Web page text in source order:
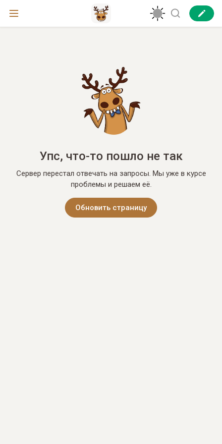
Упс, что-то пошло не так
Сервер перестал отвечать на запросы. Мы уже в курсе
проблемы и решаем её.
Обновить страницу